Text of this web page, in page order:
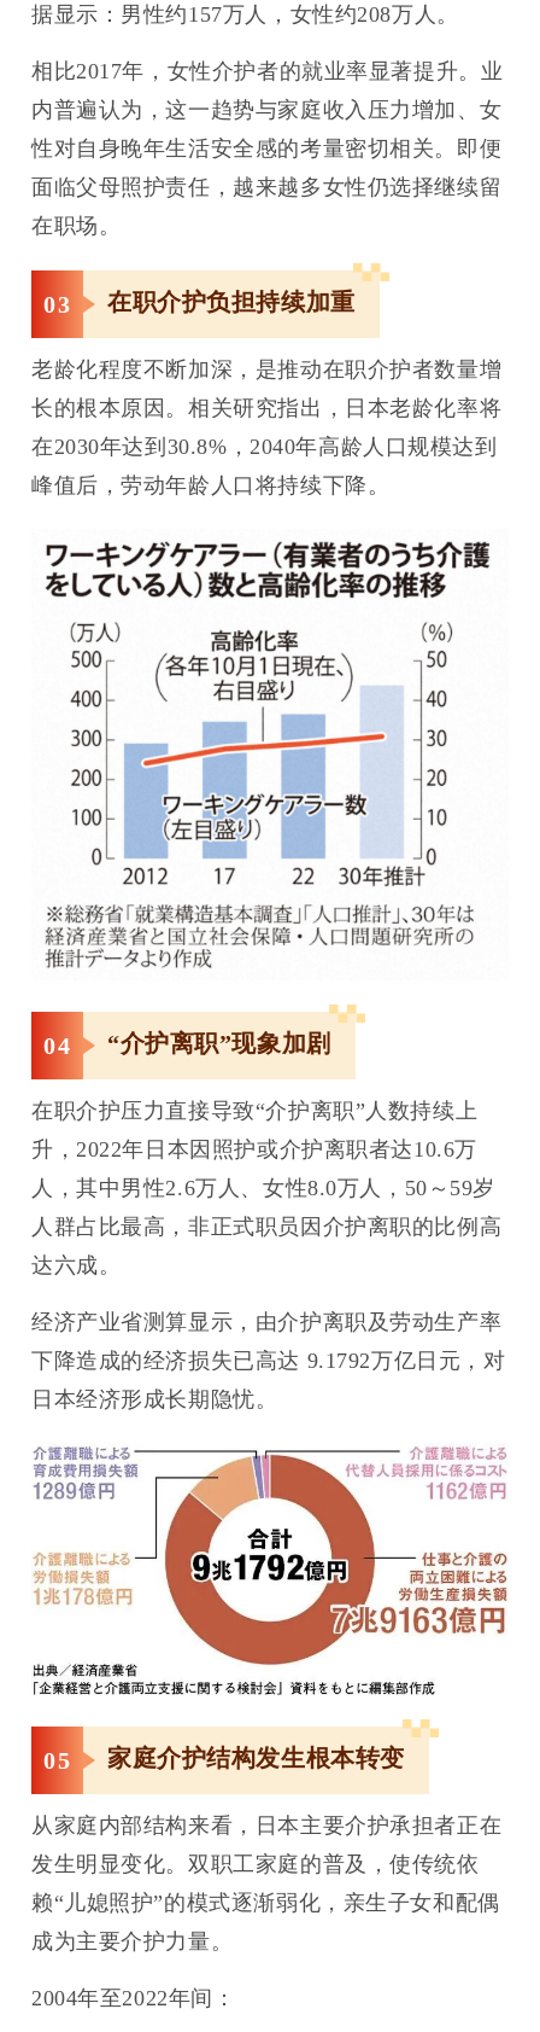
据显示：男性约157万人，女性约208万人。
相比2017年，女性介护者的就业率显著提升。业
内普遍认为，这一趋势与家庭收入压力增加、女
性对自身晚年生活安全感的考量密切相关。即便
面临父母照护责任，越来越多女性仍选择继续留
在职场。
03 在职介护负担持续加重
老龄化程度不断加深，是推动在职介护者数量增
长的根本原因。相关研究指出，日本老龄化率将
在2030年达到30.8%，2040年高龄人口规模达到
峰值后，劳动年龄人口将持续下降。
04 “介护离职”现象加剧
在职介护压力直接导致“介护离职”人数持续上
升，2022年日本因照护或介护离职者达10.6万
人，其中男性2.6万人、女性8.0万人，50～59岁
人群占比最高，非正式职员因介护离职的比例高
达六成。
经济产业省测算显示，由介护离职及劳动生产率
下降造成的经济损失已高达 9.1792万亿日元，对
日本经济形成长期隐忧。
05 家庭介护结构发生根本转变
从家庭内部结构来看，日本主要介护承担者正在
发生明显变化。双职工家庭的普及，使传统依
赖“儿媳照护”的模式逐渐弱化，亲生子女和配偶
成为主要介护力量。
2004年至2022年间：